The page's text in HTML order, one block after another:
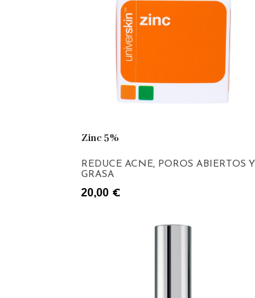
Zinc 5%
REDUCE ACNÉ, POROS ABIERTOS Y
GRASA
20,00 €